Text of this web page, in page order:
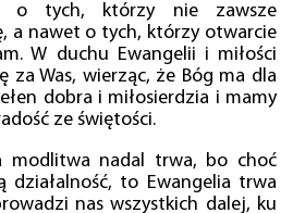
o tych, którzy nie zawsze
a nawet o tych, którzy otwarcie
W duchu Ewangelii i miłości
za Was, wierząc, że Bóg ma dla
dobra i miłosierdzia i mamy
ze świętości.
modlitwa nadal trwa, bo choć
działalność, to Ewangelia trwa
nas wszystkich dalej, ku